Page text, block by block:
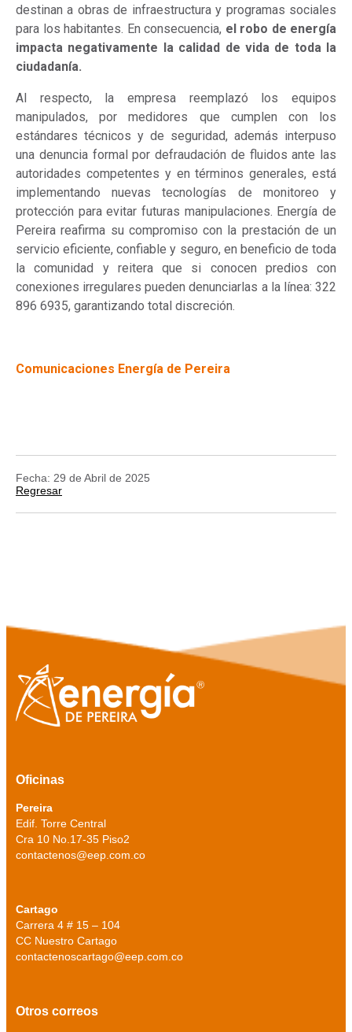
destinan a obras de infraestructura y programas sociales
para los habitantes. En consecuencia, el robo de energía
impacta negativamente la calidad de vida de toda la
ciudadanía.
Al respecto, la empresa reemplazó los equipos
manipulados, por medidores que cumplen con los
estándares técnicos y de seguridad, además interpuso
una denuncia formal por defraudación de fluidos ante las
autoridades competentes y en términos generales, está
implementando nuevas tecnologías de monitoreo y
protección para evitar futuras manipulaciones. Energía de
Pereira reafirma su compromiso con la prestación de un
servicio eficiente, confiable y seguro, en beneficio de toda
la comunidad y reitera que si conocen predios con
conexiones irregulares pueden denunciarlas a la línea: 322
896 6935, garantizando total discreción.
Comunicaciones Energía de Pereira
Fecha: 29 de Abril de 2025
Regresar
Oficinas
Pereira
Edif. Torre Central
Cra 10 No.17-35 Piso2
contactenos@eep.com.co
Cartago
Carrera 4 # 15 – 104
CC Nuestro Cartago
contactenoscartago@eep.com.co
Otros correos